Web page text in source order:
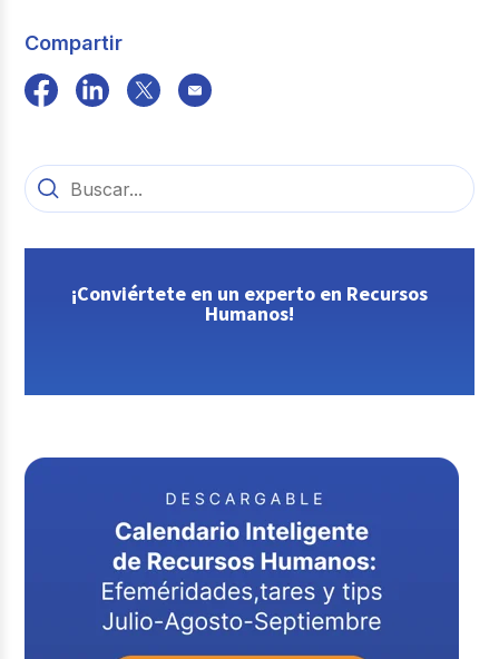
Compartir
¡Conviértete en un experto en Recursos
Humanos!